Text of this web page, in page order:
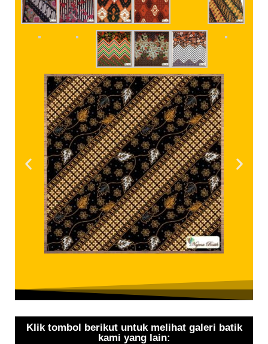
Klik tombol berikut untuk melihat galeri batik
kami yang lain: